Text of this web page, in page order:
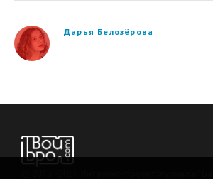
Дарья Белозёрова